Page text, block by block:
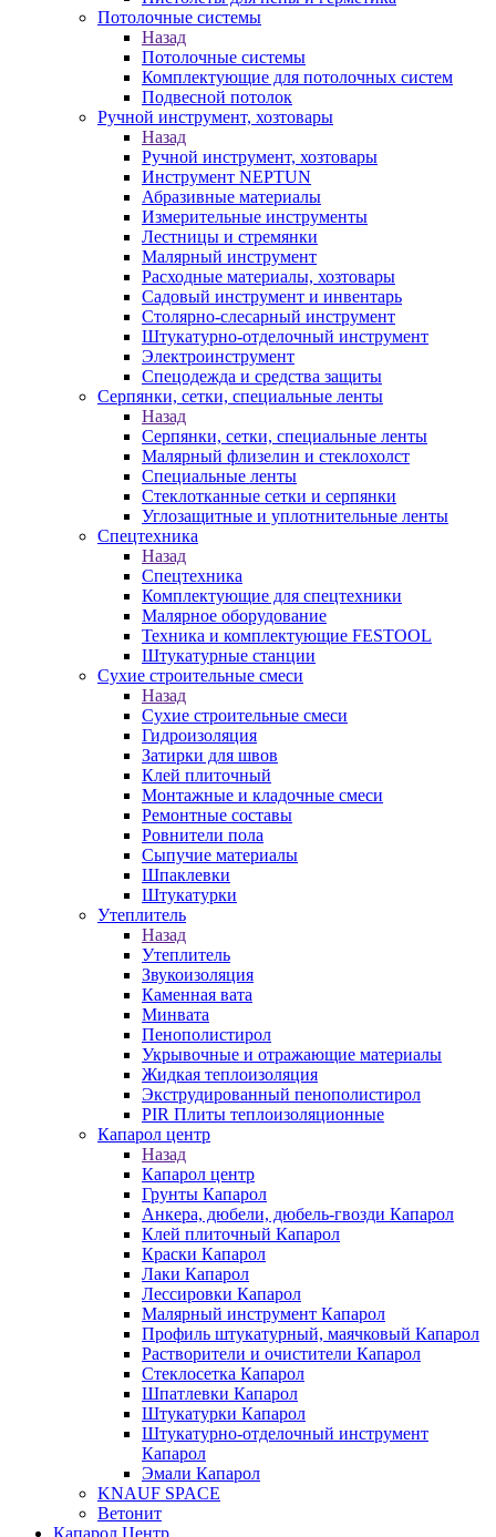
Потолочные системы
Назад
Потолочные системы
Комплектующие для потолочных систем
Подвесной потолок
Ручной инструмент, хозтовары
Назад
Ручной инструмент, хозтовары
Инструмент NEPTUN
Абразивные материалы
Измерительные инструменты
Лестницы и стремянки
Малярный инструмент
Расходные материалы, хозтовары
Садовый инструмент и инвентарь
Столярно-слесарный инструмент
Штукатурно-отделочный инструмент
Электроинструмент
Спецодежда и средства защиты
Серпянки, сетки, специальные ленты
Назад
Серпянки, сетки, специальные ленты
Малярный флизелин и стеклохолст
Специальные ленты
Стеклотканные сетки и серпянки
Углозащитные и уплотнительные ленты
Спецтехника
Назад
Спецтехника
Комплектующие для спецтехники
Малярное оборудование
Техника и комплектующие FESTOOL
Штукатурные станции
Сухие строительные смеси
Назад
Сухие строительные смеси
Гидроизоляция
Затирки для швов
Клей плиточный
Монтажные и кладочные смеси
Ремонтные составы
Ровнители пола
Сыпучие материалы
Шпаклевки
Штукатурки
Утеплитель
Назад
Утеплитель
Звукоизоляция
Каменная вата
Минвата
Пенополистирол
Укрывочные и отражающие материалы
Жидкая теплоизоляция
Экструдированный пенополистирол
PIR Плиты теплоизоляционные
Капарол центр
Назад
Капарол центр
Грунты Капарол
Анкера, дюбели, дюбель-гвозди Капарол
Клей плиточный Капарол
Краски Капарол
Лаки Капарол
Лессировки Капарол
Малярный инструмент Капарол
Профиль штукатурный, маячковый Капарол
Растворители и очистители Капарол
Cтеклосетка Капарол
Шпатлевки Капарол
Штукатурки Капарол
Штукатурно-отделочный инструмент
Капарол
Эмали Капарол
KNAUF SPACE
Ветонит
Капарол Центр